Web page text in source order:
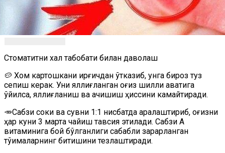
Стоматитни халқ табобати билан даволаш
🥔 Хом картошкани қирғичдан ўтказиб, унга бироз туз
сепиш керак. Уни яллиғланган оғиз шиллиқ қаватига
қўйилса, яллиғланиш ва ачишиш ҳиссини камайтиради.
🥕Сабзи соки ва сувни 1:1 нисбатда аралаштириб, оғизни
ҳар куни 3 марта чайиш тавсия этилади. Сабзи А
витаминига бой бўлганлиги сабабли зарарланган
тўқималарнинг битишини тезлаштиради.